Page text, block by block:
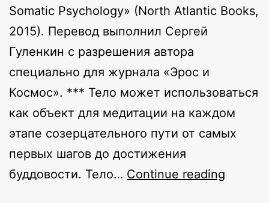
Somatic Psychology» (North Atlantic Books,
2015). Перевод выполнил Сергей
Гуленкин с разрешения автора
специально для журнала «Эрос и
Космос». *** Тело может использоваться
как объект для медитации на каждом
этапе созерцательного пути от самых
первых шагов до достижения
буддовости. Тело… Continue reading